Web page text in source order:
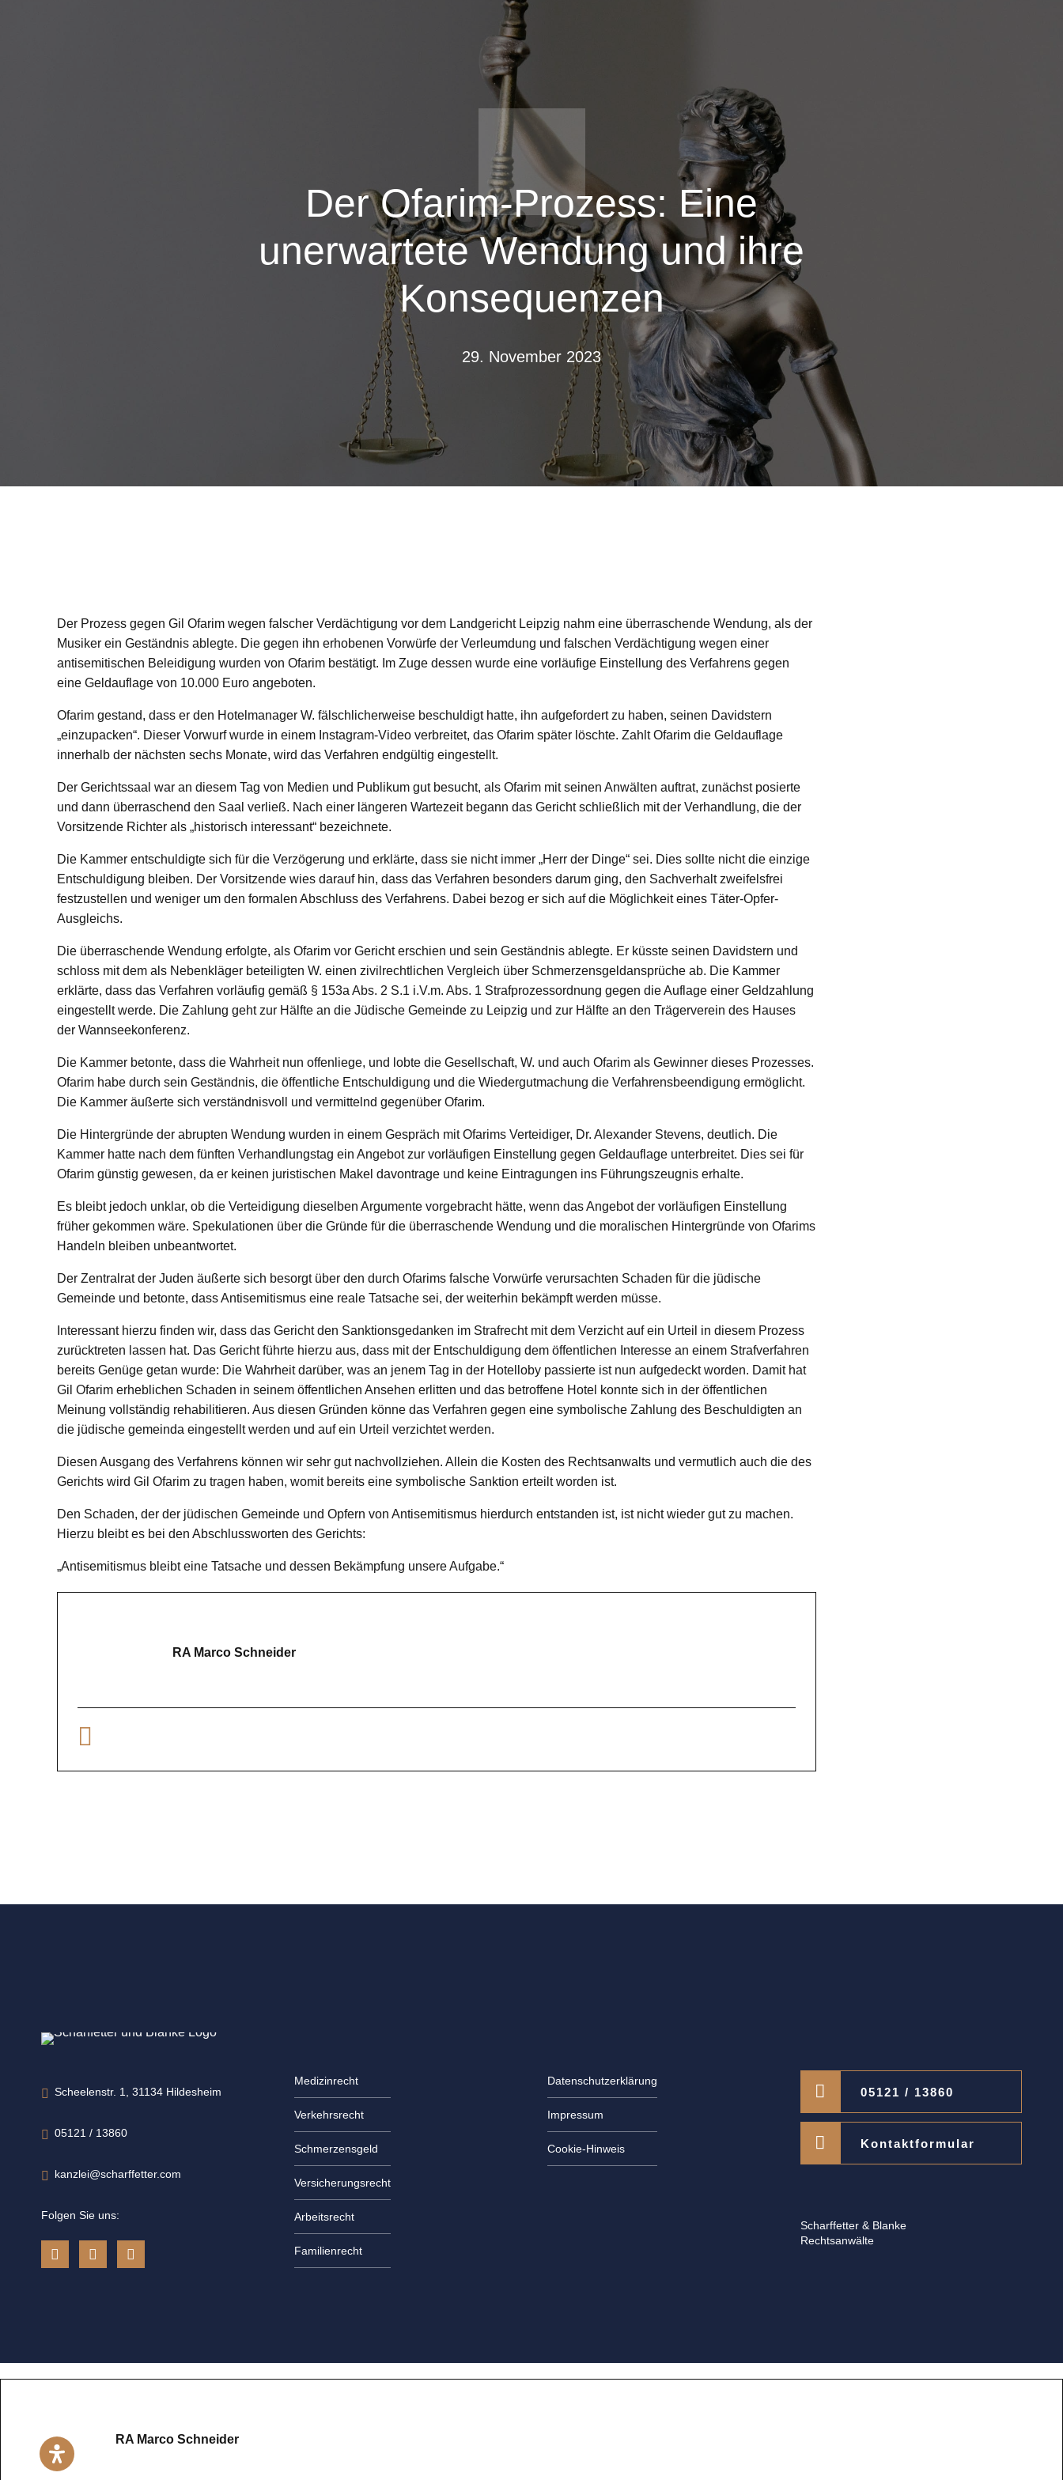
Der Ofarim-Prozess: Eine
unerwartete Wendung und ihre
Konsequenzen
29. November 2023
Der Prozess gegen Gil Ofarim wegen falscher Verdächtigung vor dem Landgericht Leipzig nahm eine überraschende Wendung, als der
Musiker ein Geständnis ablegte. Die gegen ihn erhobenen Vorwürfe der Verleumdung und falschen Verdächtigung wegen einer
antisemitischen Beleidigung wurden von Ofarim bestätigt. Im Zuge dessen wurde eine vorläufige Einstellung des Verfahrens gegen
eine Geldauflage von 10.000 Euro angeboten.
Ofarim gestand, dass er den Hotelmanager W. fälschlicherweise beschuldigt hatte, ihn aufgefordert zu haben, seinen Davidstern
„einzupacken“. Dieser Vorwurf wurde in einem Instagram-Video verbreitet, das Ofarim später löschte. Zahlt Ofarim die Geldauflage
innerhalb der nächsten sechs Monate, wird das Verfahren endgültig eingestellt.
Der Gerichtssaal war an diesem Tag von Medien und Publikum gut besucht, als Ofarim mit seinen Anwälten auftrat, zunächst posierte
und dann überraschend den Saal verließ. Nach einer längeren Wartezeit begann das Gericht schließlich mit der Verhandlung, die der
Vorsitzende Richter als „historisch interessant“ bezeichnete.
Die Kammer entschuldigte sich für die Verzögerung und erklärte, dass sie nicht immer „Herr der Dinge“ sei. Dies sollte nicht die einzige
Entschuldigung bleiben. Der Vorsitzende wies darauf hin, dass das Verfahren besonders darum ging, den Sachverhalt zweifelsfrei
festzustellen und weniger um den formalen Abschluss des Verfahrens. Dabei bezog er sich auf die Möglichkeit eines Täter-Opfer-
Ausgleichs.
Die überraschende Wendung erfolgte, als Ofarim vor Gericht erschien und sein Geständnis ablegte. Er küsste seinen Davidstern und
schloss mit dem als Nebenkläger beteiligten W. einen zivilrechtlichen Vergleich über Schmerzensgeldansprüche ab. Die Kammer
erklärte, dass das Verfahren vorläufig gemäß § 153a Abs. 2 S.1 i.V.m. Abs. 1 Strafprozessordnung gegen die Auflage einer Geldzahlung
eingestellt werde. Die Zahlung geht zur Hälfte an die Jüdische Gemeinde zu Leipzig und zur Hälfte an den Trägerverein des Hauses
der Wannseekonferenz.
Die Kammer betonte, dass die Wahrheit nun offenliege, und lobte die Gesellschaft, W. und auch Ofarim als Gewinner dieses Prozesses.
Ofarim habe durch sein Geständnis, die öffentliche Entschuldigung und die Wiedergutmachung die Verfahrensbeendigung ermöglicht.
Die Kammer äußerte sich verständnisvoll und vermittelnd gegenüber Ofarim.
Die Hintergründe der abrupten Wendung wurden in einem Gespräch mit Ofarims Verteidiger, Dr. Alexander Stevens, deutlich. Die
Kammer hatte nach dem fünften Verhandlungstag ein Angebot zur vorläufigen Einstellung gegen Geldauflage unterbreitet. Dies sei für
Ofarim günstig gewesen, da er keinen juristischen Makel davontrage und keine Eintragungen ins Führungszeugnis erhalte.
Es bleibt jedoch unklar, ob die Verteidigung dieselben Argumente vorgebracht hätte, wenn das Angebot der vorläufigen Einstellung
früher gekommen wäre. Spekulationen über die Gründe für die überraschende Wendung und die moralischen Hintergründe von Ofarims
Handeln bleiben unbeantwortet.
Der Zentralrat der Juden äußerte sich besorgt über den durch Ofarims falsche Vorwürfe verursachten Schaden für die jüdische
Gemeinde und betonte, dass Antisemitismus eine reale Tatsache sei, der weiterhin bekämpft werden müsse.
Interessant hierzu finden wir, dass das Gericht den Sanktionsgedanken im Strafrecht mit dem Verzicht auf ein Urteil in diesem Prozess
zurücktreten lassen hat. Das Gericht führte hierzu aus, dass mit der Entschuldigung dem öffentlichen Interesse an einem Strafverfahren
bereits Genüge getan wurde: Die Wahrheit darüber, was an jenem Tag in der Hotelloby passierte ist nun aufgedeckt worden. Damit hat
Gil Ofarim erheblichen Schaden in seinem öffentlichen Ansehen erlitten und das betroffene Hotel konnte sich in der öffentlichen
Meinung vollständig rehabilitieren. Aus diesen Gründen könne das Verfahren gegen eine symbolische Zahlung des Beschuldigten an
die jüdische gemeinda eingestellt werden und auf ein Urteil verzichtet werden.
Diesen Ausgang des Verfahrens können wir sehr gut nachvollziehen. Allein die Kosten des Rechtsanwalts und vermutlich auch die des
Gerichts wird Gil Ofarim zu tragen haben, womit bereits eine symbolische Sanktion erteilt worden ist.
Den Schaden, der der jüdischen Gemeinde und Opfern von Antisemitismus hierdurch entstanden ist, ist nicht wieder gut zu machen.
Hierzu bleibt es bei den Abschlussworten des Gerichts:
„Antisemitismus bleibt eine Tatsache und dessen Bekämpfung unsere Aufgabe.“
RA Marco Schneider
Scheelenstr. 1, 31134 Hildesheim
05121 / 13860
kanzlei@scharffetter.com
Folgen Sie uns:
Medizinrecht
Verkehrsrecht
Schmerzensgeld
Versicherungsrecht
Arbeitsrecht
Familienrecht
Datenschutzerklärung
Impressum
Cookie-Hinweis
05121 / 13860
Kontaktformular
Scharffetter & Blanke
Rechtsanwälte
RA Marco Schneider